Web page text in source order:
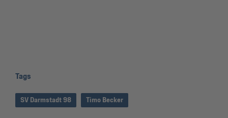
Tags
SV Darmstadt 98 Timo Becker